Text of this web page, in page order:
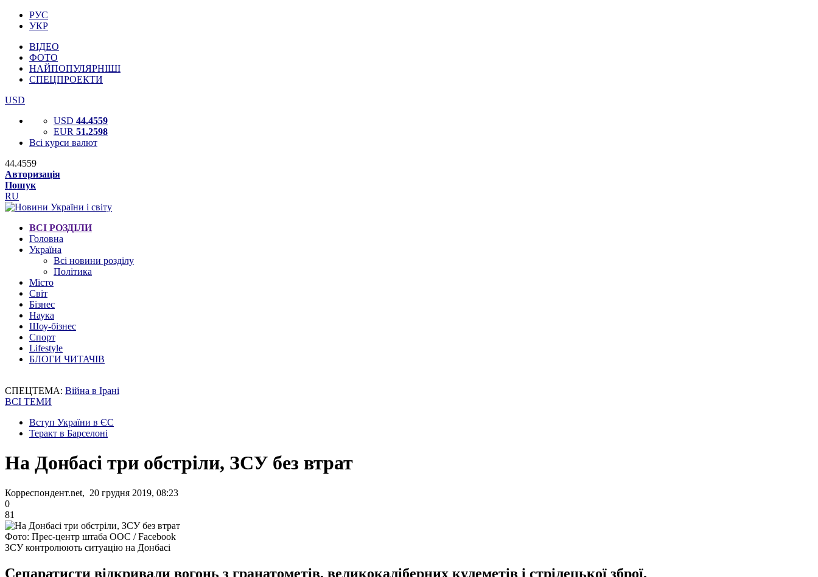
РУС
УКР
ВІДЕО
ФОТО
НАЙПОПУЛЯРНІШІ
СПЕЦПРОЕКТИ
USD
USD 44.4559
EUR 51.2598
Всі курси валют
44.4559
Авторизація
Пошук
RU
ВСІ РОЗДІЛИ
Головна
Україна
Всі новини розділу
Політика
Місто
Світ
Бізнес
Наука
Шоу-бізнес
Спорт
Lifestyle
БЛОГИ ЧИТАЧІВ
СПЕЦТЕМА: Війна в Ірані
ВСІ ТЕМИ
Вступ України в ЄС
Теракт в Барселоні
На Донбасі три обстріли, ЗСУ без втрат
Корреспондент.net, 20 грудня 2019, 08:23
0
81
Фото: Прес-центр штаба ООС / Facebook
ЗСУ контролюють ситуацію на Донбасі
Сепаратисти відкривали вогонь з гранатометів, великокаліберних кулеметів і стрілецької зброї.